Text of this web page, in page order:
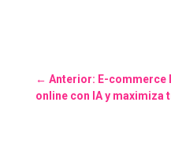
← Anterior: E-commerce
online con IA y maximiza